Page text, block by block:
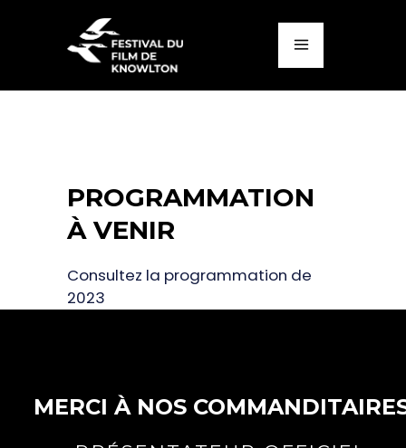
PROGRAMMATION
À VENIR
Consultez la programmation de
2023
MERCI À NOS